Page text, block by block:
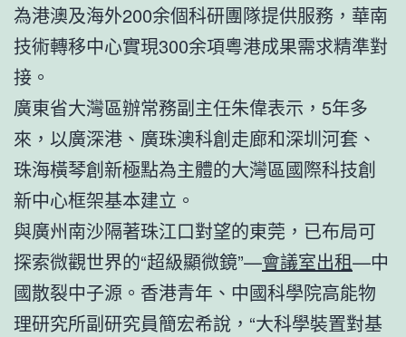
為港澳及海外200余個科研團隊提供服務，華南
技術轉移中心實現300余項粵港成果需求精準對
接。
廣東省大灣區辦常務副主任朱偉表示，5年多
來，以廣深港、廣珠澳科創走廊和深圳河套、
珠海橫琴創新極點為主體的大灣區國際科技創
新中心框架基本建立。
與廣州南沙隔著珠江口對望的東莞，已布局可
探索微觀世界的“超級顯微鏡”—會議室出租—中
國散裂中子源。香港青年、中國科學院高能物
理研究所副研究員簡宏希說，“大科學裝置對基